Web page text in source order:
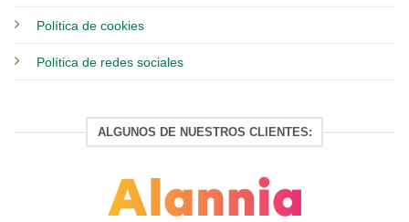
Política de cookies
Política de redes sociales
ALGUNOS DE NUESTROS CLIENTES: